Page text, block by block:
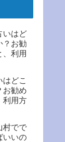
いはど
？お勧
、利用
どこ
お勧め
利用方
村でで
いいの